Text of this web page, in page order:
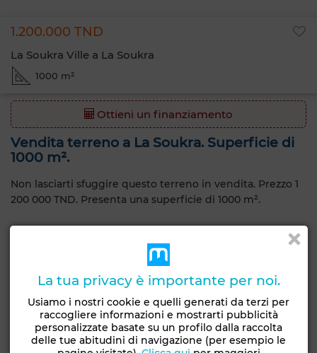
1.200.000 TND
La Soukra Ville a La Soukra
1000 m²
Ottieni un finanziamento
Vendita terreno a La Soukra. Superficie di
1000 m².
Non lasciarti sfuggire questo terreno in vendita. Prezzo 1
200 000 TND. Presenta una superficie di 1000 m².
Questo terreno è in vendita a La Soukra, La Soukra.
Caratteristiche generali
Tipo di proprietà
Terreno
Tipo di terreno
Lotti di villaggio
Costruibilità Consegna
La tua privacy è importante per noi.
Usiamo i nostri cookie e quelli generati da terzi per
raccogliere informazioni e mostrarti pubblicità
personalizzate basate su un profilo dalla raccolta
delle tue abitudini di navigazione (per esempio le